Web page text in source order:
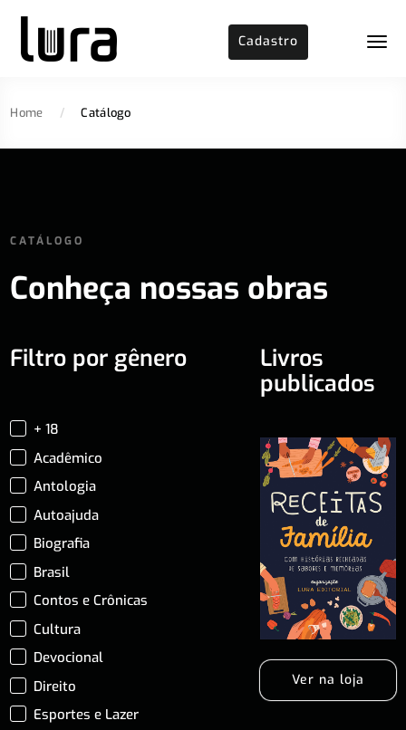
Cadastro
Home / Catálogo
CATÁLOGO
Conheça nossas obras
Filtro por gênero
+ 18
Acadêmico
Antologia
Autoajuda
Biografia
Brasil
Contos e Crônicas
Cultura
Devocional
Direito
Esportes e Lazer
Livros
publicados
Ver na loja